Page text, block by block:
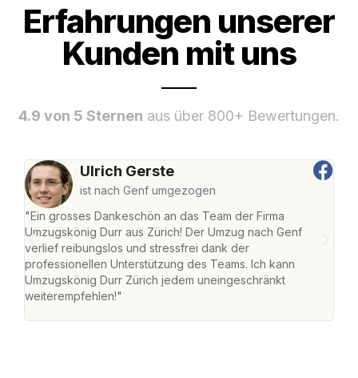
Erfahrungen unserer
Kunden mit uns
4.9 von 5 Sternen aus über 800+ Bewertungen.
Ulrich Gerste
ist nach Genf umgezogen
"Ein grosses Dankeschön an das Team der Firma
Umzugskönig Durr aus Zürich! Der Umzug nach Genf
verlief reibungslos und stressfrei dank der
professionellen Unterstützung des Teams. Ich kann
Umzugskönig Durr Zürich jedem uneingeschränkt
weiterempfehlen!"